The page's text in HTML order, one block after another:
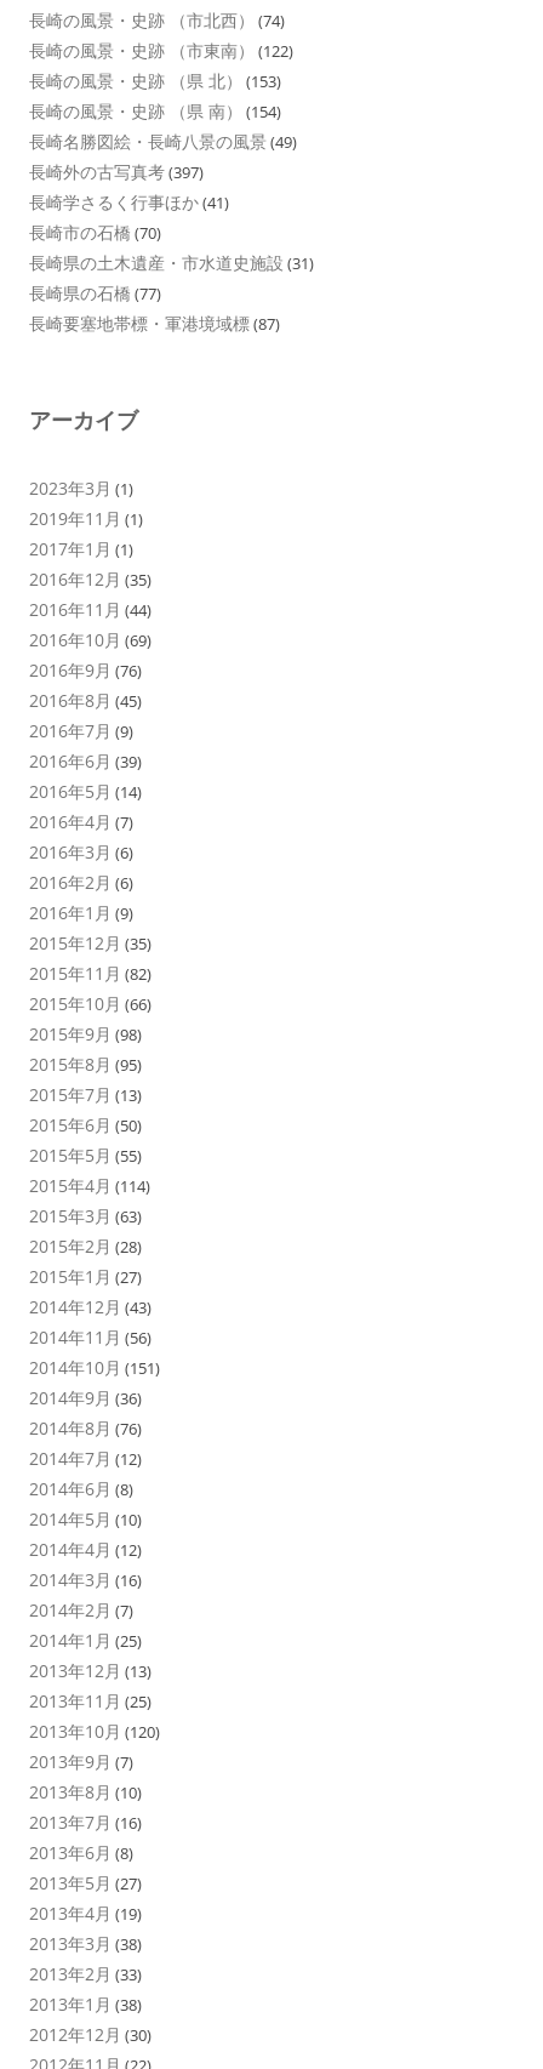
長崎の風景・史跡 （市北西） (74)
長崎の風景・史跡 （市東南） (122)
長崎の風景・史跡 （県 北） (153)
長崎の風景・史跡 （県 南） (154)
長崎名勝図絵・長崎八景の風景 (49)
長崎外の古写真考(397)
長崎学さるく行事ほか(41)
長崎市の石橋 (70)
長崎県の土木遺産・市水道史施設 (31)
長崎県の石橋 (77)
長崎要塞地帯標・軍港境域標(87)
アーカイブ
2023年3月 (1)
2019年11月 (1)
2017年1月 (1)
2016年12月 (35)
2016年11月 (44)
2016年10月 (69)
2016年9月 (76)
2016年8月 (45)
2016年7月 (9)
2016年6月 (39)
2016年5月 (14)
2016年4月 (7)
2016年3月 (6)
2016年2月 (6)
2016年1月 (9)
2015年12月 (35)
2015年11月 (82)
2015年10月 (66)
2015年9月 (98)
2015年8月 (95)
2015年7月 (13)
2015年6月 (50)
2015年5月 (55)
2015年4月 (114)
2015年3月 (63)
2015年2月 (28)
2015年1月 (27)
2014年12月 (43)
2014年11月 (56)
2014年10月 (151)
2014年9月 (36)
2014年8月 (76)
2014年7月 (12)
2014年6月 (8)
2014年5月 (10)
2014年4月 (12)
2014年3月 (16)
2014年2月 (7)
2014年1月 (25)
2013年12月 (13)
2013年11月 (25)
2013年10月 (120)
2013年9月 (7)
2013年8月 (10)
2013年7月 (16)
2013年6月 (8)
2013年5月 (27)
2013年4月 (19)
2013年3月 (38)
2013年2月 (33)
2013年1月 (38)
2012年12月 (30)
2012年11月